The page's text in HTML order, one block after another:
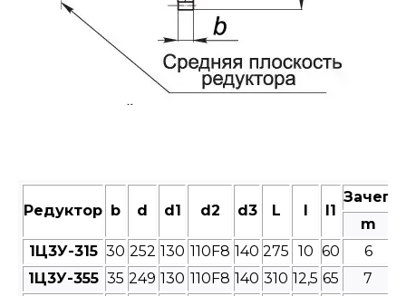
Редуктор b d d1 d2 d3 L l l1
m
1Ц3У-315 30 252 130 110F8 140 275 10 60
6
1Ц3У-355 35 249 130 110F8 140 310 12,5 65
7